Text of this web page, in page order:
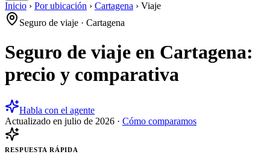
Inicio › Por ubicación › Cartagena › Viaje
Seguro de viaje · Cartagena
Seguro de viaje en Cartagena:
precio y comparativa
Habla con el agente
Actualizado en julio de 2026 · Cómo comparamos
RESPUESTA RÁPIDA